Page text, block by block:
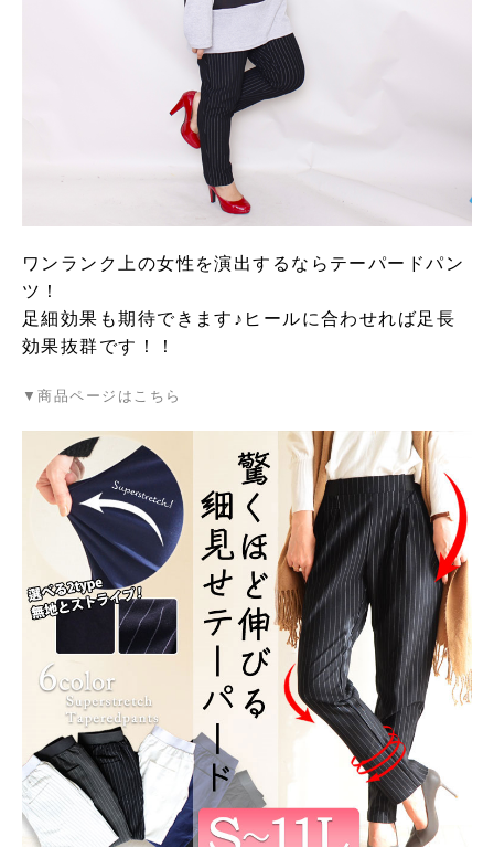
ワンランク上の女性を演出するならテーパードパン
ツ！
足細効果も期待できます♪ヒールに合わせれば足長
効果抜群です！！
▼商品ページはこちら